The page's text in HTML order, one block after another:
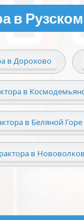
в
в Дорохово
в
в Беляной Горе
в